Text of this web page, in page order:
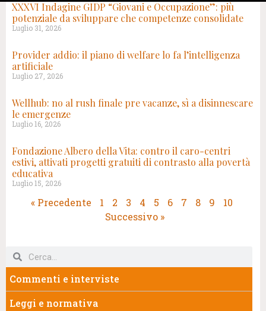
XXXVI Indagine GIDP “Giovani e Occupazione”: più
potenziale da sviluppare che competenze consolidate
Luglio 31, 2026
Provider addio: il piano di welfare lo fa l’intelligenza
artificiale
Luglio 27, 2026
Wellhub: no al rush finale pre vacanze, sì a disinnescare
le emergenze
Luglio 16, 2026
Fondazione Albero della Vita: contro il caro-centri
estivi, attivati progetti gratuiti di contrasto alla povertà
educativa
Luglio 15, 2026
« Precedente 1 2 3 4 5 6 7 8 9
10
Successivo »
Commenti e interviste
Leggi e normativa